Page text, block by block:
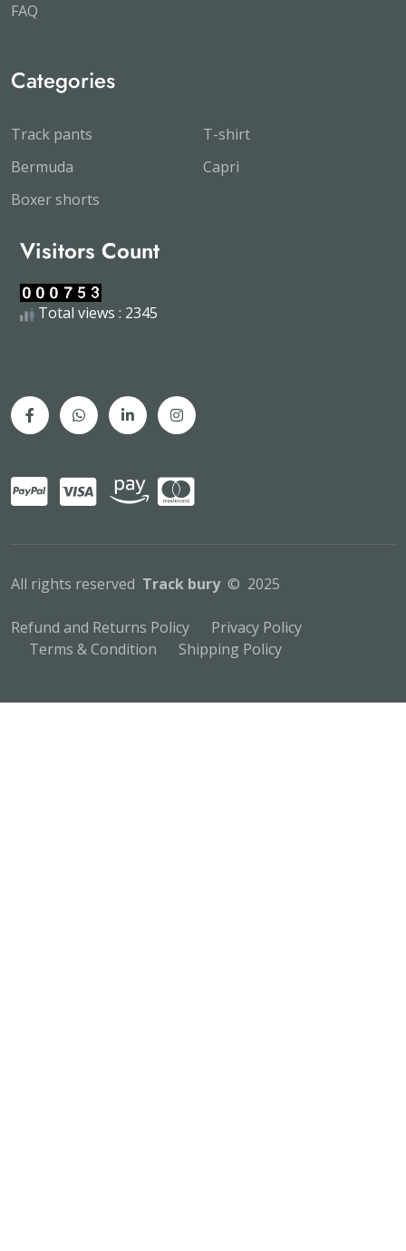
FAQ
Categories
Track pants
T-shirt
Bermuda
Capri
Boxer shorts
Visitors Count
Total views : 2345
All rights reserved Track bury© 2025
Refund and Returns Policy
Privacy Policy
Terms & Condition
Shipping Policy